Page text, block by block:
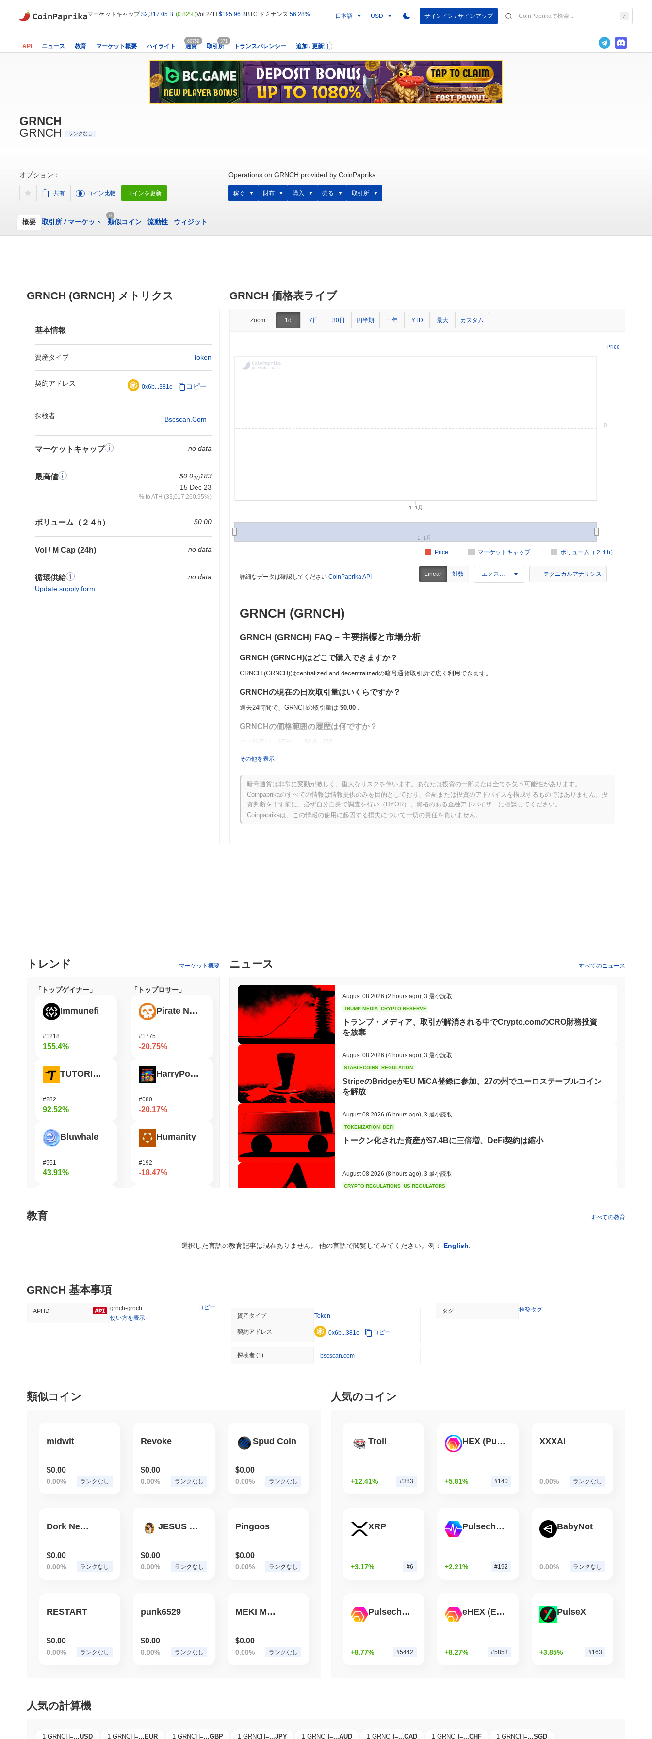
マーケットキャップ:$2,317.05 B (0.82%)Vol 24H:$195.96 BBTC ドミナンス:56.28% 日本語 USD サインイン / サインアップ
API ニュース 教育 マーケット概要 ハイライト 通貨
60759
取引所
371
トランスパレンシー 追加 / 更新
GRNCH
GRNCH
ランクなし
オプション：
共有 コイン比較 コインを更新
Operations on GRNCH provided by CoinPaprika
稼ぐ 財布 購入 売る 取引所
概要 取引所 /マーケット
0
類似コイン 流動性 ウィジット
GRNCH (GRNCH) メトリクス
基本情報
資産タイプ Token
契約アドレス 0x6b...381e コピー
探検者 Bscscan.com
マーケットキャップ no data
最高値 $0.010183
15 Dec 23
% to ATH (33,017,260.95%)
ボリューム（２４h） $0.00
Vol / M Cap (24h) no data
循環供給
Update supply form
no data
GRNCH 価格表ライブ
Zoom: 1d 7日 30日 四半期 一年 YTD 最大 カスタム
Price
マーケットキャップ ボリューム（２４h）
Price
1. 1月
1. 1月
0
詳細なデータは確認してください CoinPaprika API Linear 対数 エクスポート テクニカルアナリシス
GRNCH (GRNCH)
GRNCH (GRNCH) FAQ – 主要指標と市場分析
GRNCH (GRNCH)はどこで購入できますか？
GRNCH (GRNCH)はcentralized and decentralizedの暗号通貨取引所で広く利用できます。
GRNCHの現在の日次取引量はいくらですか？
過去24時間で、GRNCHの取引量は $0.00 .
GRNCHの価格範囲の履歴は何ですか？
史上最高値（ATH）： $0.0
183
GRNCHは、より広範な暗号市場と比較してどのようなパフォーマンスですか？
過去7日間で、GRNCHは0.00%上昇し、0.82%の上昇を記録した全体の暗号市場を下回っています。これは、より広範な市場のモメ
ンタムと比較して、GRNCHの価格アクションにおける一時的な遅れを示しています。
その他を表示
暗号通貨は非常に変動が激しく、重大なリスクを伴います。あなたは投資の一部または全てを失う可能性があります。
Coinpaprikaのすべての情報は情報提供のみを目的としており、金融または投資のアドバイスを構成するものではありません。投
資判断を下す前に、必ず自分自身で調査を行い（DYOR）、資格のある金融アドバイザーに相談してください。
Coinpaprikaは、この情報の使用に起因する損失について一切の責任を負いません。
トレンド マーケット概要
「トップゲイナー」
Immunefi
#1218
155.4%
TUTORIAL
#282
92.52%
Bluwhale
#551
43.91%
#1250
「トップロサー」
Pirate Nation Token
#1775
-20.75%
HarryPotterObamaSonic10Inu (ETH)
#680
-20.17%
Humanity
#192
-18.47%
5.84%
ニュース すべてのニュース
August 08 2026 (2 hours ago) 3 最小読取
TRUMP MEDIA CRYPTO RESERVE
トランプ・メディア、取引が解消される中でCrypto.comのCRO財務投資
を放棄
August 08 2026 (4 hours ago) 3 最小読取
STABLECOINS REGULATION
StripeのBridgeがEU MiCA登録に参加、27の州でユーロステーブルコイン
を解放
August 08 2026 (6 hours ago) 3 最小読取
TOKENIZATION DEFI
トークン化された資産が$7.4Bに三倍増、DeFi契約は縮小
August 08 2026 (8 hours ago) 3 最小読取
CRYPTO REGULATIONS US REGULATORS
TOKENIZATION TETHER
CLARITY法案が停滞、8月の休会が迫る
TOKENIZATION
August 07 2026(1 day ago) 3 最小読取
インに賭ける
教育 すべての教育
選択した言語の教育記事は現在ありません。 他の言語で閲覧してみてください。例： English
GRNCH 基本事項
API ID grnch-grnch
コピー
使い方を表示
資産タイプ Token
契約アドレス 0x6b...381e コピー
探検者(1) bscscan.com
タグ 推奨タグ
類似コイン
midwit
$0.00
0.00% ランクなし
Revoke
$0.00
0.00% ランクなし
Spud Coin
$0.00
0.00% ランクなし
Dork Nerd Geek
$0.00
0.00% ランクなし
JESUS Token
$0.00
0.00% ランクなし
Pingoos
$0.00
0.00% ランクなし
RESTART
$0.00
0.00% ランクなし
punk6529
$0.00
0.00% ランクなし
MEKI Meme Coin
$0.00
0.00% ランクなし
人気のコイン
Troll
+12.41% #383
HEX (Pulsechain)
+5.81% #140
XXXAi
0.00% ランクなし
XRP
+3.17% #6
Pulsechain
+2.21% #192
BabyNot
0.00% ランクなし
Pulsechain Bridged HEX (Pulsechain)
+8.77% #5442
eHEX (Ethereum)
+8.27% #5853
PulseX
+3.85% #163
人気の計算機
1 GRNCH=...USD 1 GRNCH=...EUR 1 GRNCH=...GBP 1 GRNCH=...JPY 1 GRNCH=...AUD 1 GRNCH=...CAD 1 GRNCH=...CHF 1 GRNCH=...SGD